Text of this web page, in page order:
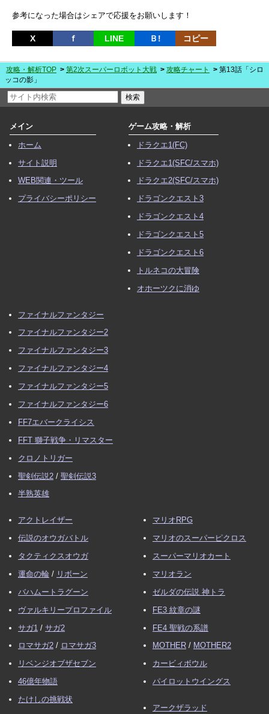
参考になった場合はシェアで応援をお願いします！
X ｆ LINE Ｂ! コピー
攻略・解析TOP 第2次スーパーロボット大戦 攻略チャート
第13話「シロ
ッコの影」
メイン
ホーム
サイト説明
WEB関連・ツール
プライバシーポリシー
ゲーム攻略・解析
ドラクエ1(FC)
ドラクエ1(SFC/スマホ)
ドラクエ2(SFC/スマホ)
ドラゴンクエスト3
ドラゴンクエスト4
ドラゴンクエスト5
ドラゴンクエスト6
トルネコの大冒険
オホーツクに消ゆ
ファイナルファンタジー
ファイナルファンタジー2
ファイナルファンタジー3
ファイナルファンタジー4
ファイナルファンタジー5
ファイナルファンタジー6
FF7エバークライシス
FFT 獅子戦争・リマスター
クロノトリガー
聖剣伝説2 / 聖剣伝説3
半熟英雄
アクトレイザー
伝説のオウガバトル
タクティクスオウガ
運命の輪 / リボーン
バハムートラグーン
ヴァルキリープロファイル
サガ1 / サガ2
ロマサガ2 / ロマサガ3
リベンジオブザセブン
46億年物語
たけしの挑戦状
マリオRPG
マリオのスーパーピクロス
スーパーマリオカート
マリオラン
ゼルダの伝説 神トラ
FE3 紋章の謎
FE4 聖戦の系譜
MOTHER / MOTHER2
カービィボウル
パイロットウイングス
アークザラッド